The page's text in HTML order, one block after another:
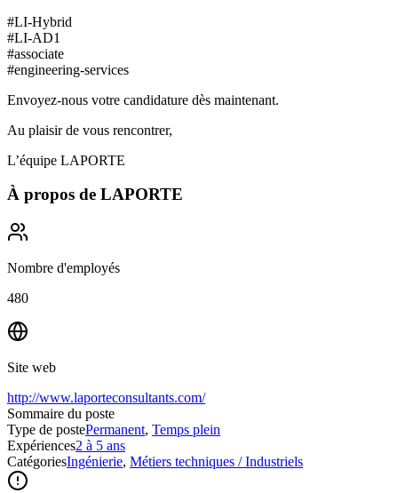
#LI-Hybrid
#LI-AD1
#associate
#engineering-services
Envoyez-nous votre candidature dès maintenant.
Au plaisir de vous rencontrer,
L’équipe LAPORTE
À propos de LAPORTE
Nombre d'employés
480
Site web
http://www.laporteconsultants.com/
Sommaire du poste
Type de postePermanent, Temps plein
Expériences2 à 5 ans
CatégoriesIngénierie, Métiers techniques / Industriels